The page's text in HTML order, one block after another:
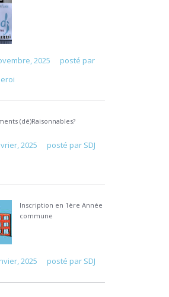
2025
posté par
(dé)Raisonnables?
2025 posté par SDJ
Inscription en 1ère Année
commune
2025 posté par SDJ